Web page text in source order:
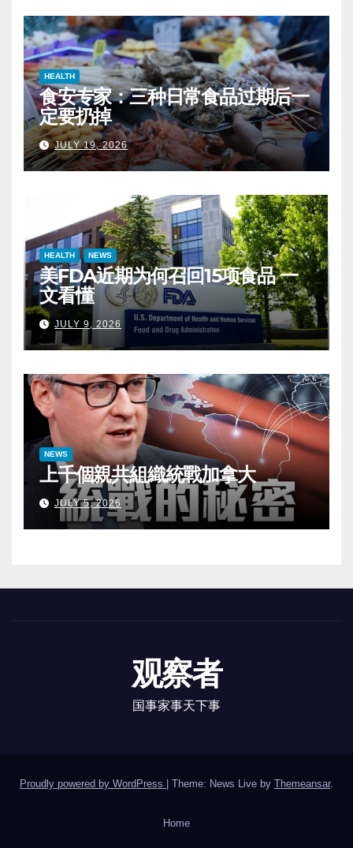
HEALTH
食安专家：三种日常食品过期后一
定要扔掉
JULY 19, 2026
HEALTH NEWS
美FDA近期为何召回15项食品 一
文看懂
JULY 9, 2026
NEWS
上千個親共組織統戰加拿大
JULY 5, 2026
观察者
国事家事天下事
Proudly powered by WordPress Theme: News Live by Themeansar.
Home